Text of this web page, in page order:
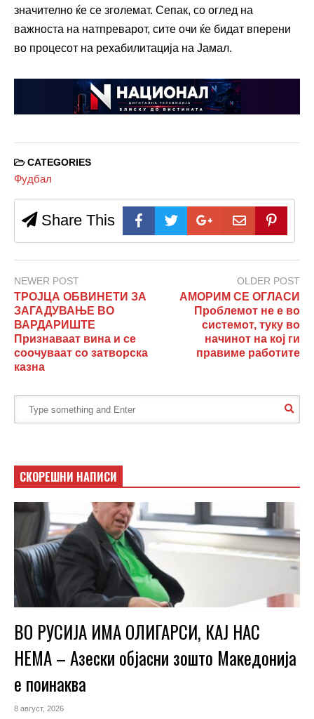
значително ќе се зголемат. Сепак, со оглед на
важноста на натпреварот, сите очи ќе бидат вперени
во процесот на рехабилитација на Јамал.
CATEGORIES
Фудбал
Share This
NEWER POST
ТРОЈЦА ОБВИНЕТИ ЗА
ЗАГАДУВАЊЕ ВО
ВАРДАРИШТЕ
Признаваат вина и се
соочуваат со затворска
казна
OLDER POST
АМОРИМ СЕ ОГЛАСИ
Проблемот не е во
системот, туку во
начинот на кој ги
правиме работите
СКОРЕШНИ НАПИСИ
ВО РУСИЈА ИМА ОЛИГАРСИ, КАЈ НАС
НЕМА – Азески објасни зошто Македонија
е поинаква
8 август, 2026